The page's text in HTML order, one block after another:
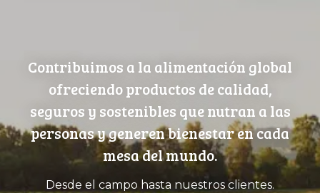
Contribuimos a la alimentación global
ofreciendo productos de calidad,
seguros y sostenibles que nutran a las
personas y generen bienestar en cada
mesa del mundo.
Desde el campo hasta nuestros clientes.